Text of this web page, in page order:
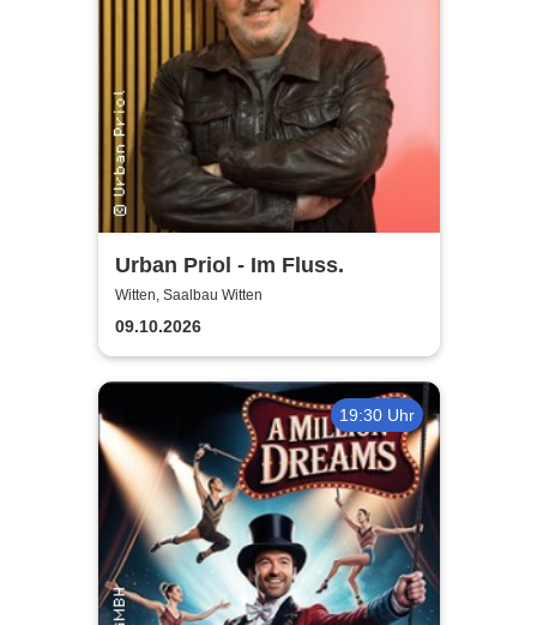
Urban Priol - Im Fluss.
Witten, Saalbau Witten
09.10.2026
19:30 Uhr